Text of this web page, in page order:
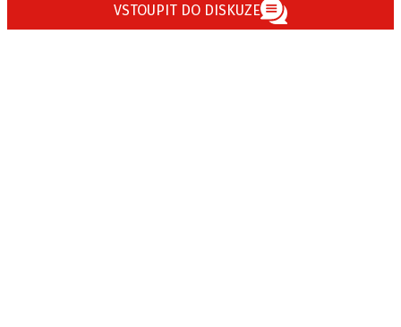
VSTOUPIT DO DISKUZE